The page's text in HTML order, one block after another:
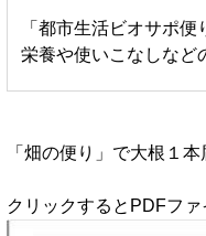
「都市生活ビオサポ
栄養や使いこなしなど
「畑の便り」で大根１
クリックするとPDFフ